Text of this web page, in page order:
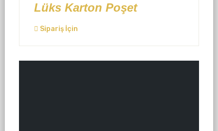
Lüks Karton Poşet
Sipariş İçin